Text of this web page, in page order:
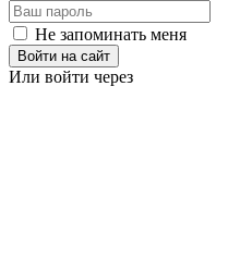
Не запоминать меня
Войти на сайт
Или войти через